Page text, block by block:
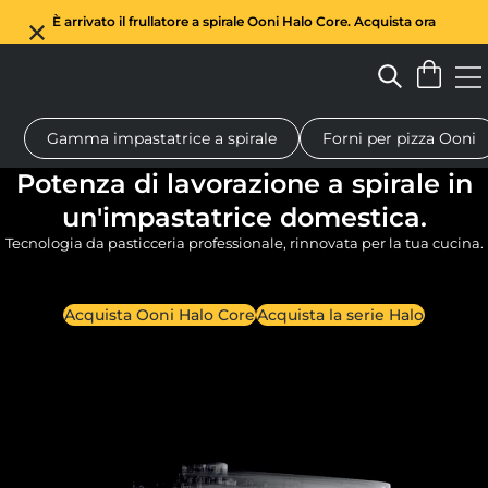
È arrivato il frullatore a spirale Ooni Halo Core. Acquista ora
Forno a legna per pizza Impastatrice a spirale Regali
Gamma impastatrice a spirale Forni per pizza Ooni
Potenza di lavorazione a spirale in
un'impastatrice domestica.
Tecnologia da pasticceria professionale, rinnovata per la tua cucina.
Acquista Ooni Halo CoreAcquista la serie Halo